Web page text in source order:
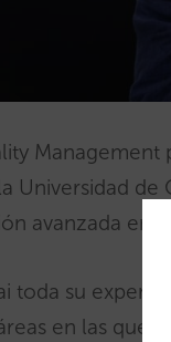
Management
la Universidad
avanzada en el
toda su
en las que